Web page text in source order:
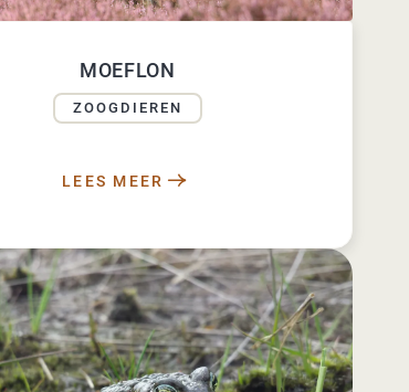
MOEFLON
ZOOGDIEREN
LEES MEER